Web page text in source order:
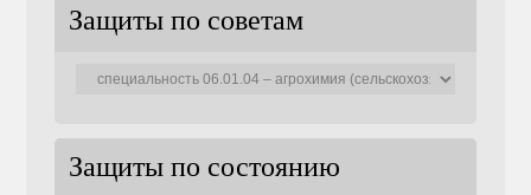
Защиты по советам
Защиты по состоянию